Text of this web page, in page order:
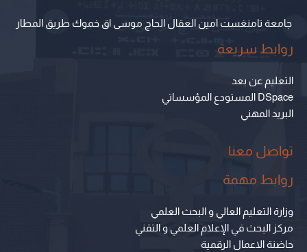
جامعة تامنغست امين العقال الحاج موسى اق خموك طريق المطار
روابط سريعة
التعليم عن بعد
المستودع المؤسساتي DSpace
البريد المهني
تواصل معنا
روابط مهمة
وزارة التعليم العالي و البحث العلمي
مركز البحث في الإعلام العلمي و التقني
حاضنة الاعمال الرقمية